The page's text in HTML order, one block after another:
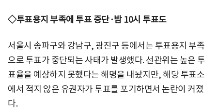
◇투표용지 부족에 투표 중단·밤 10시 투표도
서울시 송파구와 강남구, 광진구 등에서는 투표용지 부족
으로 투표가 중단되는 사태가 발생했다. 선관위는 높은 투
표율을 예상하지 못했다는 해명을 내놨지만, 해당 투표소
에서 적지 않은 유권자가 투표를 포기하면서 논란이 커졌
다.